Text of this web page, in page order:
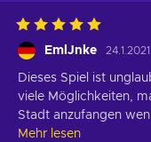
EmlJnke 24.1.2021
Dieses Spiel ist
viele Möglichkeiten,
Stadt anzufangen
Mehr lesen